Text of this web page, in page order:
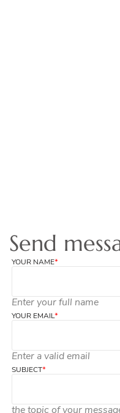
Send
YOUR NAME*
Enter your full name
YOUR EMAIL*
Enter a valid email
SUBJECT*
the topic of your